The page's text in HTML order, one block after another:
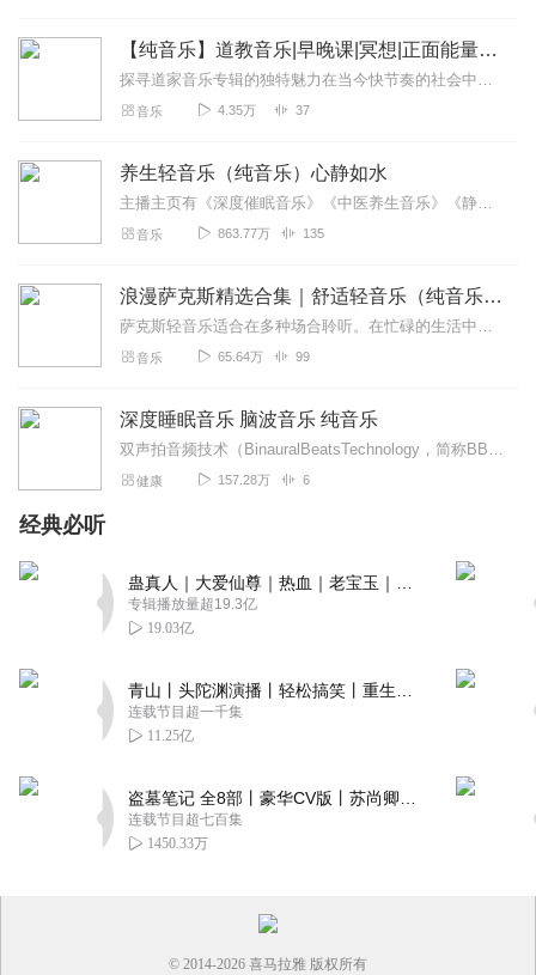
【纯音乐】道教音乐|早晚课|冥想|正面能量道家音乐
探寻道家音乐专辑的独特魅力在当今快节奏的社会中，人们在忙碌的生活里渴望着心灵的慰藉，而道家音乐专辑宛如一座宁静的港湾，为我们带来诸多独特的益处。从专业角度来看，...
音乐 4.35万 37
养生轻音乐（纯音乐）心静如水
主播主页有《深度催眠音乐》《中医养生音乐》《静心纯音乐》专辑，期待您的聆听！还可以加入主播XiMi会员团，免费畅听所有付费音频！一曲佳音，祛除烦心琐事，让人间安...
音乐 863.77万 135
浪漫萨克斯精选合集｜舒适轻音乐（纯音乐）
萨克斯轻音乐适合在多种场合聆听。在忙碌的生活中，它可以帮助你放松身心，缓解压力；在宁静的夜晚，它能营造出浪漫温馨的氛围；在社交场合，它也能为人们带来愉悦的听觉享...
音乐 65.64万 99
深度睡眠音乐 脑波音乐 纯音乐
双声拍音频技术（BinauralBeatsTechnology，简称BBT）用于脑波加载助眠已有180多年历史，1839年HeinrichWiihelm...
健康 157.28万 6
经典必听
专辑播放量超19.3亿
19.03亿
连载节目超一千集
11.25亿
连载节目超七百集
1450.33万
© 2014-2026 喜马拉雅 版权所有